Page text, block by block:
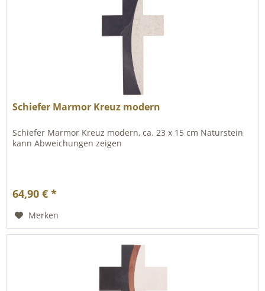
Schiefer Marmor Kreuz modern
Schiefer Marmor Kreuz modern, ca. 23 x 15 cm Naturstein
kann Abweichungen zeigen
64,90 € *
Merken